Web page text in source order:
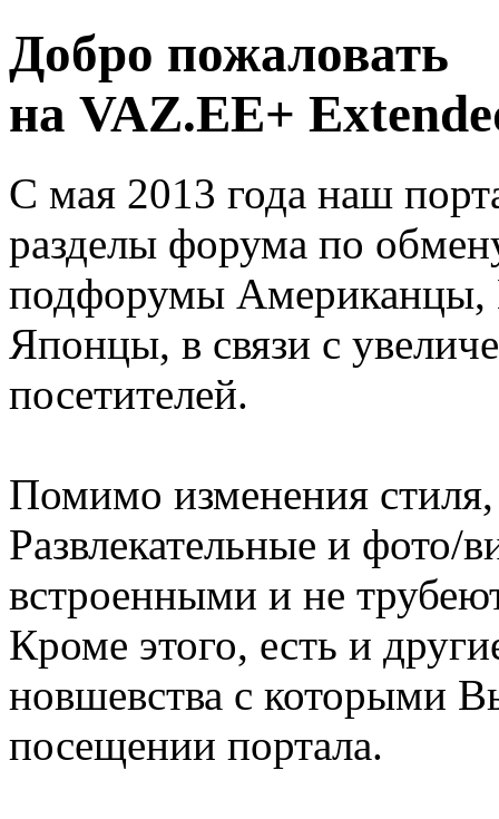
Добро пожаловать
на VAZ.EE+
С мая 2013 года наш
разделы форума по
подфорумы
Японцы, в связи с
посетителей.
Помимо изменения
Развлекательные и фото/
встроенными и не
Кроме этого, есть и
новшевства с которыми
посещении портала.